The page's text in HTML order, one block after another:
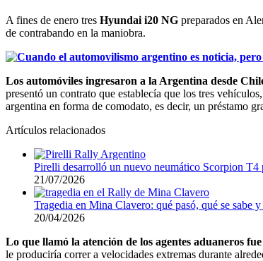
A fines de enero tres Hyundai i20 NG preparados en
de contrabando en la maniobra.
Los automóviles ingresaron a la Argentina desde
presentó un contrato que establecía que los tres
argentina en forma de comodato, es decir, un préstamo
Artículos relacionados
Pirelli desarrolló un nuevo neumático Scorpion
21/07/2026
Tragedia en Mina Clavero: qué pasó, qué se sabe
20/04/2026
Lo que llamó la atención de los agentes aduaneros
le produciría correr a velocidades extremas durante